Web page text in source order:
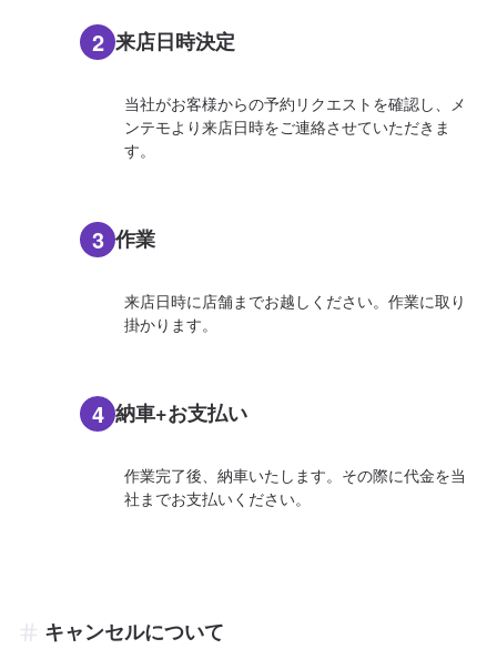
2 来店日時決定
当社がお客様からの予約リクエストを確認し、メ
ンテモより来店日時をご連絡させていただきま
す。
3 作業
来店日時に店舗までお越しください。作業に取り
掛かります。
4 納車+お支払い
作業完了後、納車いたします。その際に代金を当
社までお支払いください。
キャンセルについて